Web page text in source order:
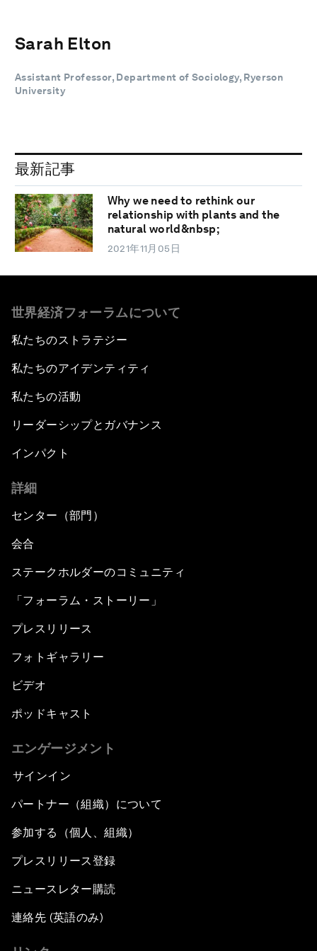
Sarah Elton
Assistant Professor, Department of Sociology, Ryerson
University
最新記事
Why we need to rethink our
relationship with plants and the
natural world&nbsp;
2021年11月05日
世界経済フォーラムについて
私たちのストラテジー
私たちのアイデンティティ
私たちの活動
リーダーシップとガバナンス
インパクト
詳細
センター（部門）
会合
ステークホルダーのコミュニティ
「フォーラム・ストーリー」
プレスリリース
フォトギャラリー
ビデオ
ポッドキャスト
エンゲージメント
サインイン
パートナー（組織）について
参加する（個人、組織）
プレスリリース登録
ニュースレター購読
連絡先 (英語のみ)